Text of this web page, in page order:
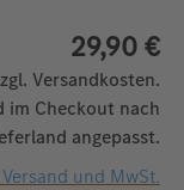
29,90 €
Versandkosten.
Checkout nach
angepasst.
und MwSt.